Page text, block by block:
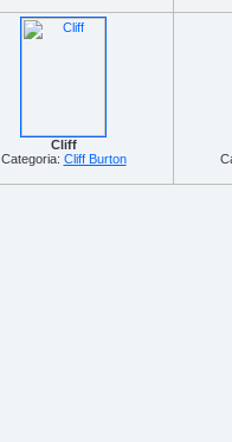
Cliff
Categoria: Cliff Burton